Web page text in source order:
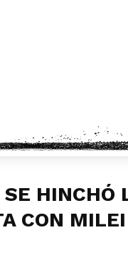
HINCHÓ
CON